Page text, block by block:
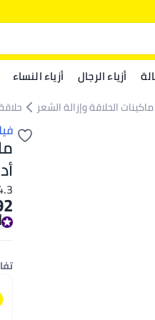
أزياء الرجال أزياء النساء
ماكينات الحلاقة وإزالة الشعر